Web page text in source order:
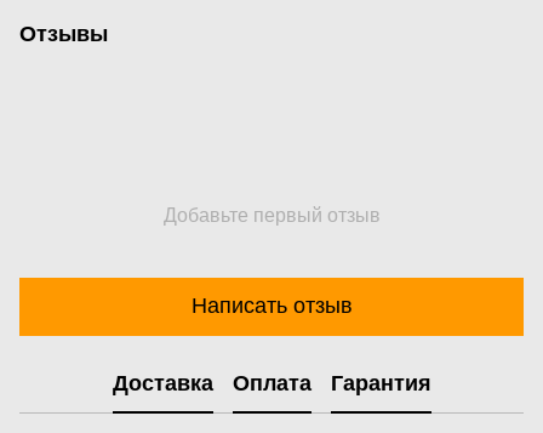
Отзывы
Добавьте первый отзыв
Написать отзыв
Доставка Оплата Гарантия